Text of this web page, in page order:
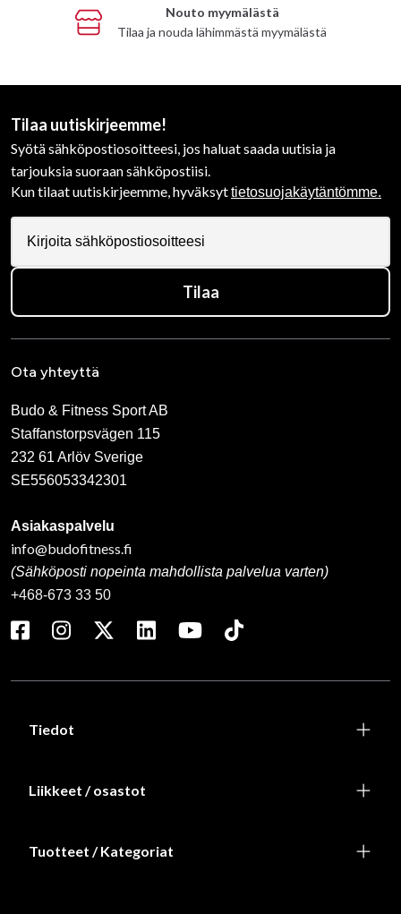
Nouto myymälästä
Tilaa ja nouda lähimmästä myymälästä
Tilaa uutiskirjeemme!
Syötä sähköpostiosoitteesi, jos haluat saada uutisia ja
tarjouksia suoraan sähköpostiisi.
Kun tilaat uutiskirjeemme, hyväksyttietosuojakäytäntömme.
Tilaa
Ota yhteyttä
Budo & Fitness Sport AB
Staffanstorpsvägen 115
232 61 Arlöv Sverige
SE556053342301
Asiakaspalvelu
info@budofitness.fi
(Sähköposti nopeinta mahdollista palvelua varten)
+468-673 33 50
Tiedot
Liikkeet / osastot
Tuotteet / Kategoriat